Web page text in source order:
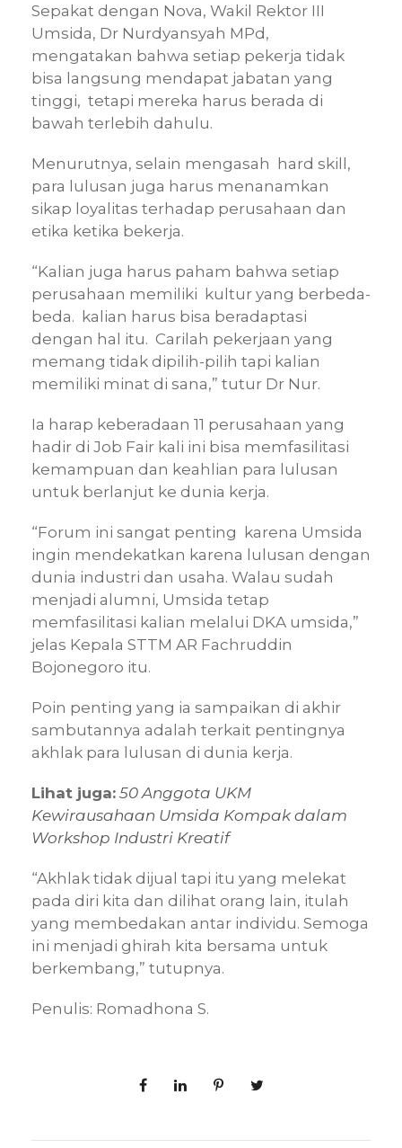
Sepakat dengan Nova, Wakil Rektor III
Umsida, Dr Nurdyansyah MPd,
mengatakan bahwa setiap pekerja tidak
bisa langsung mendapat jabatan yang
tinggi, tetapi mereka harus berada di
bawah terlebih dahulu.
Menurutnya, selain mengasah hard skill,
para lulusan juga harus menanamkan
sikap loyalitas terhadap perusahaan dan
etika ketika bekerja.
“Kalian juga harus paham bahwa setiap
perusahaan memiliki kultur yang berbeda-
beda. kalian harus bisa beradaptasi
dengan hal itu. Carilah pekerjaan yang
memang tidak dipilih-pilih tapi kalian
memiliki minat di sana,” tutur Dr Nur.
Ia harap keberadaan 11 perusahaan yang
hadir di Job Fair kali ini bisa memfasilitasi
kemampuan dan keahlian para lulusan
untuk berlanjut ke dunia kerja.
“Forum ini sangat penting karena Umsida
ingin mendekatkan karena lulusan dengan
dunia industri dan usaha. Walau sudah
menjadi alumni, Umsida tetap
memfasilitasi kalian melalui DKA umsida,”
jelas Kepala STTM AR Fachruddin
Bojonegoro itu.
Poin penting yang ia sampaikan di akhir
sambutannya adalah terkait pentingnya
akhlak para lulusan di dunia kerja.
Lihat juga: 50 Anggota UKM
Kewirausahaan Umsida Kompak dalam
Workshop Industri Kreatif
“Akhlak tidak dijual tapi itu yang melekat
pada diri kita dan dilihat orang lain, itulah
yang membedakan antar individu. Semoga
ini menjadi ghirah kita bersama untuk
berkembang,” tutupnya.
Penulis: Romadhona S.